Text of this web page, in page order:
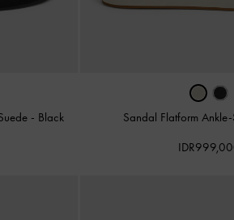
- Black
Sandal Flatform